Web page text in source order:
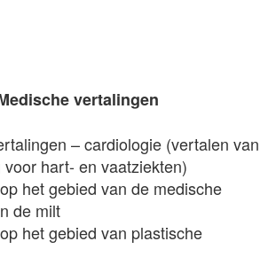
vertalingen
– cardiologie (vertalen van
hart- en vaatziekten)
het gebied van de medische
de milt
het gebied van plastische